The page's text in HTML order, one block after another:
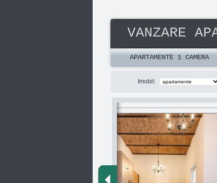
VANZARE
APARTAMENTE 1 CAMERA
Imobil: